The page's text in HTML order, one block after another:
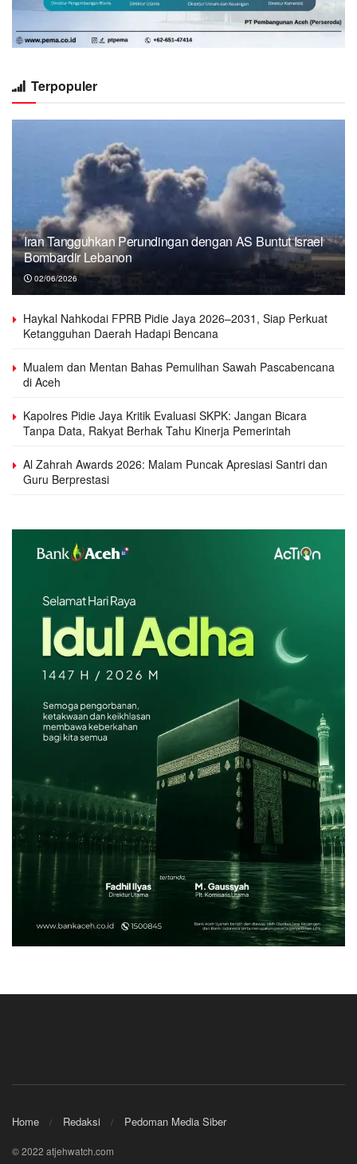
Terpopuler
Iran Tangguhkan Perundingan dengan AS Buntut Israel
Bombardir Lebanon
02/06/2026
Haykal Nahkodai FPRB Pidie Jaya 2026–2031, Siap Perkuat
Ketangguhan Daerah Hadapi Bencana
Mualem dan Mentan Bahas Pemulihan Sawah Pascabencana
di Aceh
Kapolres Pidie Jaya Kritik Evaluasi SKPK: Jangan Bicara
Tanpa Data, Rakyat Berhak Tahu Kinerja Pemerintah
Al Zahrah Awards 2026: Malam Puncak Apresiasi Santri dan
Guru Berprestasi
Home Redaksi Pedoman Media Siber
© 2022 atjehwatch.com